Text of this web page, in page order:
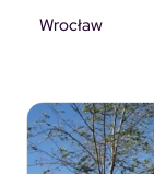
Wrocław